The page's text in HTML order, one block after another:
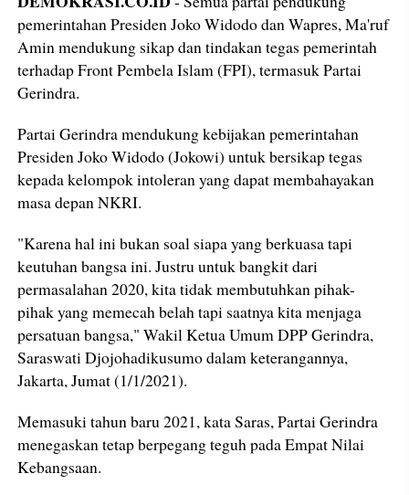
pemerintahan Presiden Joko Widodo dan Wapres, Ma'ruf
Amin mendukung sikap dan tindakan tegas pemerintah
terhadap Front Pembela Islam (FPI), termasuk Partai
Gerindra.
Partai Gerindra mendukung kebijakan pemerintahan
Presiden Joko Widodo (Jokowi) untuk bersikap tegas
kepada kelompok intoleran yang dapat membahayakan
masa depan NKRI.
"Karena hal ini bukan soal siapa yang berkuasa tapi
keutuhan bangsa ini. Justru untuk bangkit dari
permasalahan 2020, kita tidak membutuhkan pihak-
pihak yang memecah belah tapi saatnya kita menjaga
persatuan bangsa," Wakil Ketua Umum DPP Gerindra,
Saraswati Djojohadikusumo dalam keterangannya,
Jakarta, Jumat (1/1/2021).
Memasuki tahun baru 2021, kata Saras, Partai Gerindra
menegaskan tetap berpegang teguh pada Empat Nilai
Kebangsaan.